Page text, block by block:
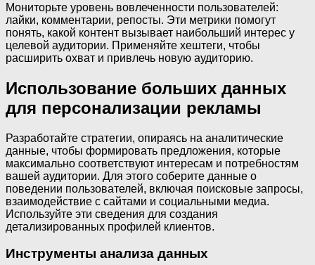
Мониторьте уровень вовлеченности пользователей:
лайки, комментарии, репосты. Эти метрики помогут
понять, какой контент вызывает наибольший интерес у
целевой аудитории. Применяйте хештеги, чтобы
расширить охват и привлечь новую аудиторию.
Использование больших данных
для персонализации рекламы
Разработайте стратегии, опираясь на аналитические
данные, чтобы формировать предложения, которые
максимально соответствуют интересам и потребностям
вашей аудитории. Для этого соберите данные о
поведении пользователей, включая поисковые запросы,
взаимодействие с сайтами и социальными медиа.
Используйте эти сведения для создания
детализированных профилей клиентов.
Инструменты анализа данных